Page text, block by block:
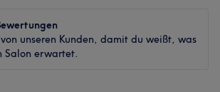
unseren Kunden, damit du weißt, was
Salon erwartet.